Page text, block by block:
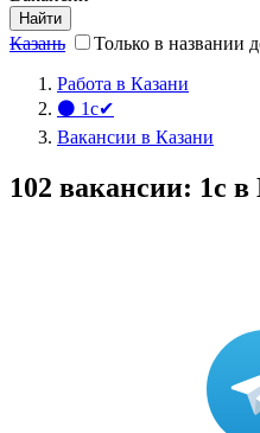
Найти
Казань
Только в названии
Работа в Казани
⚫ 1с✔
Вакансии в Казани
102 вакансии: 1с в